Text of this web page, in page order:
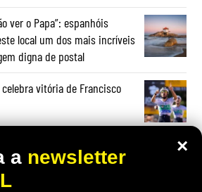
ver o Papa”: espanhóis
local um dos mais incríveis
digna de postal
vitória de Francisco
×
a newsletter